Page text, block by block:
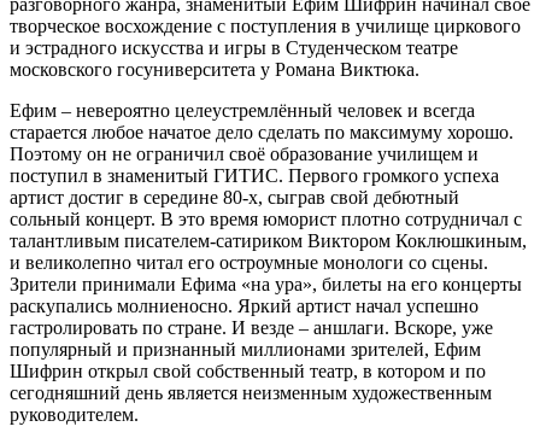
разговорного жанра, знаменитый Ефим Шифрин начинал своё
творческое восхождение с поступления в училище циркового
и эстрадного искусства и игры в Студенческом театре
московского госуниверситета у Романа Виктюка.
Ефим – невероятно целеустремлённый человек и всегда
старается любое начатое дело сделать по максимуму хорошо.
Поэтому он не ограничил своё образование училищем и
поступил в знаменитый ГИТИС. Первого громкого успеха
артист достиг в середине 80-х, сыграв свой дебютный
сольный концерт. В это время юморист плотно сотрудничал с
талантливым писателем-сатириком Виктором Коклюшкиным,
и великолепно читал его остроумные монологи со сцены.
Зрители принимали Ефима «на ура», билеты на его концерты
раскупались молниеносно. Яркий артист начал успешно
гастролировать по стране. И везде – аншлаги. Вскоре, уже
популярный и признанный миллионами зрителей, Ефим
Шифрин открыл свой собственный театр, в котором и по
сегодняшний день является неизменным художественным
руководителем.